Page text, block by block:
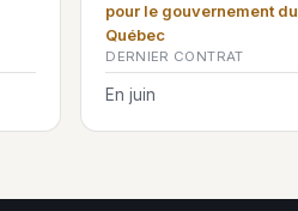
pour le gouvernement du
Québec
DERNIER CONTRAT
En juin